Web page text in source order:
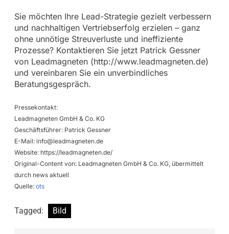
Sie möchten Ihre Lead-Strategie gezielt verbessern
und nachhaltigen Vertriebserfolg erzielen – ganz
ohne unnötige Streuverluste und ineffiziente
Prozesse? Kontaktieren Sie jetzt Patrick Gessner
von Leadmagneten (http://www.leadmagneten.de)
und vereinbaren Sie ein unverbindliches
Beratungsgespräch.
Pressekontakt:
Leadmagneten GmbH & Co. KG
Geschäftsführer: Patrick Gessner
E-Mail: info@leadmagneten.de
Website: https://leadmagneten.de/
Original-Content von: Leadmagneten GmbH & Co. KG, übermittelt
durch news aktuell
Quelle: ots
Tagged: Bild